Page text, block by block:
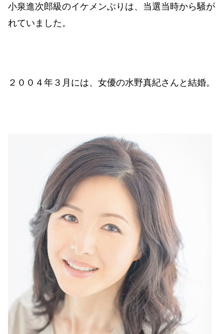
小泉進次郎級のイケメンぶりは、当選当時から騒が
れていました。
２００４年３月には、女優の水野真紀さんと結婚。